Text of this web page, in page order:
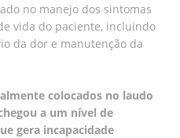
no manejo dos sintomas
vida do paciente, incluindo
da dor e manutenção da
colocados no laudo
a um nível de
gera incapacidade